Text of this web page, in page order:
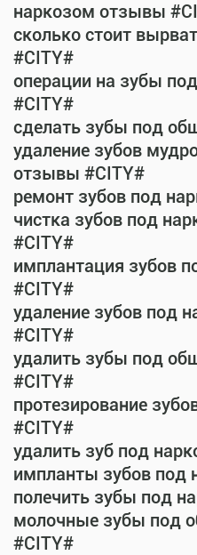
наркозом отзывы
сколько стоит
#CITY#
операции на зубы
#CITY#
сделать зубы под
удаление зубов
отзывы #CITY#
ремонт зубов под
чистка зубов под
#CITY#
имплантация зубов
#CITY#
удаление зубов под
#CITY#
удалить зубы под
#CITY#
протезирование
#CITY#
удалить зуб под
импланты зубов под
полечить зубы под
молочные зубы под
#CITY#